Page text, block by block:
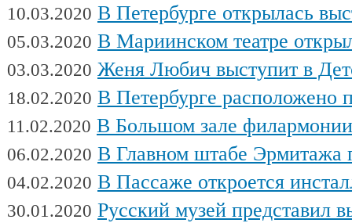
10.03.2020 В Петербурге открылась выставка
05.03.2020 В Мариинском театре открылся
03.03.2020 Женя Любич выступит в Детском театре
18.02.2020 В Петербурге расположено
11.02.2020 В Большом зале филармонии
06.02.2020 В Главном штабе Эрмитажа пройдет
04.02.2020 В Пассаже откроется
30.01.2020 Русский музей представил